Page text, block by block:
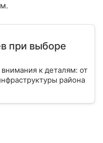
при выборе
к деталям: от
района